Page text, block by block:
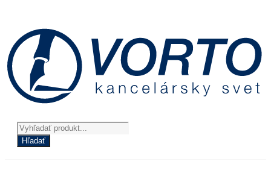
obsah
Products
search
Hľadať